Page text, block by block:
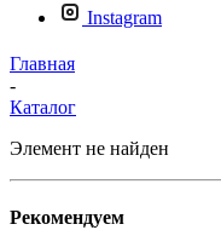
Instagram
Главная
-
Каталог
Элемент не найден
Рекомендуем